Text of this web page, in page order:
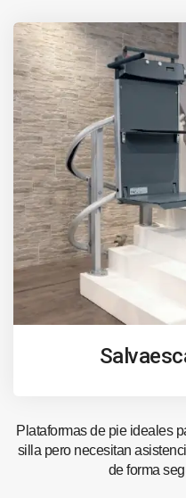
Plataformas de pie ideales
silla pero necesitan
de forma